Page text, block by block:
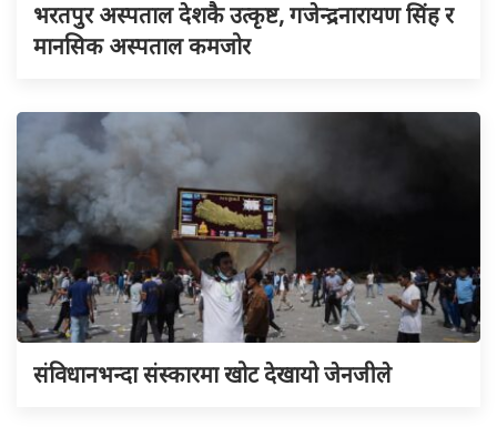
भरतपुर अस्पताल देशकै उत्कृष्ट, गजेन्द्रनारायण सिंह र
मानसिक अस्पताल कमजोर
संविधानभन्दा संस्कारमा खोट देखायो जेनजीले